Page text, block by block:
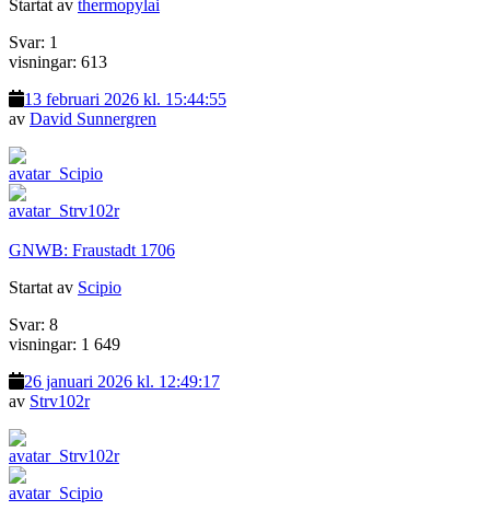
Startat av thermopylai
Svar: 1
visningar: 613
13 februari 2026 kl. 15:44:55
av David Sunnergren
GNWB: Fraustadt 1706
Startat av Scipio
Svar: 8
visningar: 1 649
26 januari 2026 kl. 12:49:17
av Strv102r